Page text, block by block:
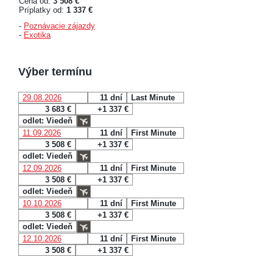
Príplatky od: 1 337 €
- Poznávacie zájazdy
- Exotika
Výber termínu
29.08.2026 11 dní
Last Minute
3 683 €
+1 337 €
odlet: Viedeň
11.09.2026
11 dní
First Minute
3 508 €
+1 337 €
odlet: Viedeň
12.09.2026
11 dní
First Minute
3 508 €
+1 337 €
odlet: Viedeň
10.10.2026
11 dní
First Minute
3 508 €
+1 337 €
odlet: Viedeň
12.10.2026
11 dní
First Minute
3 508 €
+1 337 €